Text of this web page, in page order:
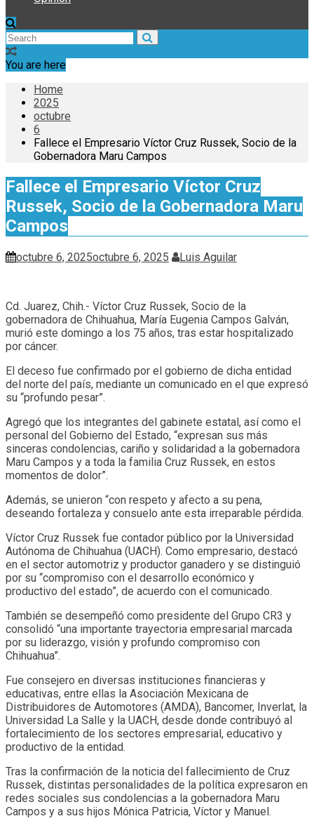
You are here
Home
2025
octubre
6
Fallece el Empresario Víctor Cruz Russek, Socio de la
Gobernadora Maru Campos
Fallece el Empresario Víctor Cruz
Russek, Socio de la Gobernadora Maru
Campos
octubre 6, 2025octubre 6, 2025 Luis Aguilar
Cd. Juarez, Chih.- Víctor Cruz Russek, Socio de la
gobernadora de Chihuahua, María Eugenia Campos Galván,
murió este domingo a los 75 años, tras estar hospitalizado
por cáncer.
El deceso fue confirmado por el gobierno de dicha entidad
del norte del país, mediante un comunicado en el que expresó
su “profundo pesar”.
Agregó que los integrantes del gabinete estatal, así como el
personal del Gobierno del Estado, “expresan sus más
sinceras condolencias, cariño y solidaridad a la gobernadora
Maru Campos y a toda la familia Cruz Russek, en estos
momentos de dolor”.
Además, se unieron “con respeto y afecto a su pena,
deseando fortaleza y consuelo ante esta irreparable pérdida.
Víctor Cruz Russek fue contador público por la Universidad
Autónoma de Chihuahua (UACH). Como empresario, destacó
en el sector automotriz y productor ganadero y se distinguió
por su “compromiso con el desarrollo económico y
productivo del estado”, de acuerdo con el comunicado.
También se desempeñó como presidente del Grupo CR3 y
consolidó “una importante trayectoria empresarial marcada
por su liderazgo, visión y profundo compromiso con
Chihuahua”.
Fue consejero en diversas instituciones financieras y
educativas, entre ellas la Asociación Mexicana de
Distribuidores de Automotores (AMDA), Bancomer, Inverlat, la
Universidad La Salle y la UACH, desde donde contribuyó al
fortalecimiento de los sectores empresarial, educativo y
productivo de la entidad.
Tras la confirmación de la noticia del fallecimiento de Cruz
Russek, distintas personalidades de la política expresaron en
redes sociales sus condolencias a la gobernadora Maru
Campos y a sus hijos Mónica Patricia, Víctor y Manuel.